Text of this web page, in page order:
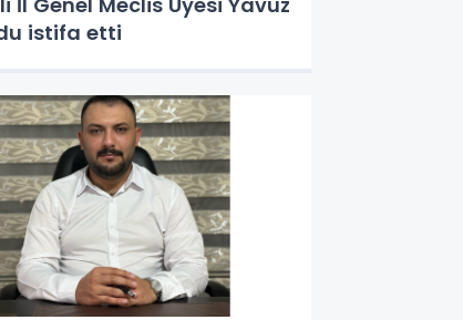
istifa etti